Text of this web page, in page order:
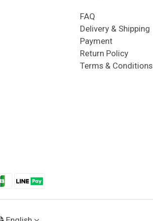
FAQ
Delivery & Shipping
Payment
Return Policy
Terms & Conditions